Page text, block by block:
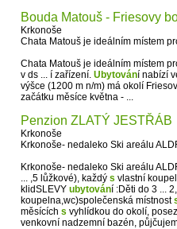
Bouda Matouš - Friesovy
Krkonoše
Chata Matouš je ideálním místem
Chata Matouš je ideálním místem
v ds ... í zařízení. Ubytování nabízí
výšce (1200 m n/m) má okolí
začátku měsíce května - ...
Penzion ZLATÝ JESTŘÁB
Krkonoše
Krkonoše- nedaleko Ski areálu
Krkonoše- nedaleko Ski areálu
... ,5 lůžkové), každý s vlastní
klidSLEVY ubytování :Děti do 3 ...
koupelna,wc)společenská místnost
měsících s vyhlídkou do okolí,
venkovní nadzemní bazén,